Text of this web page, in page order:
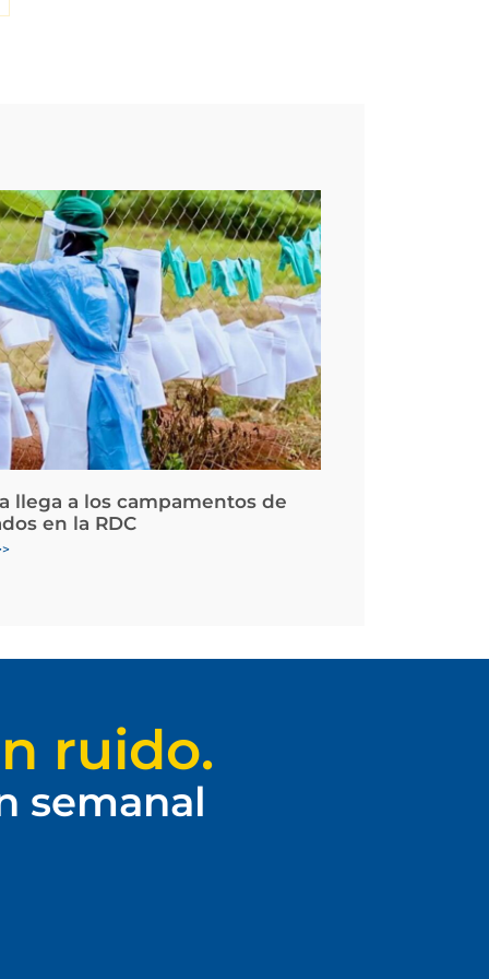
llega a los campamentos de
en la RDC
ruido.
semanal